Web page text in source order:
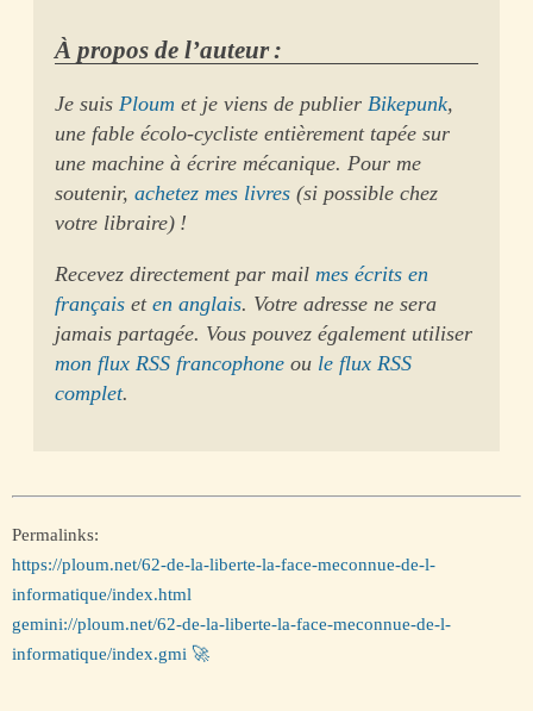
À propos de l’auteur :
Je suisPloum et je viens de publierBikepunk,
une fable écolo-cycliste entièrement tapée sur
une machine à écrire mécanique. Pour me
soutenir,achetez mes livres (si possible chez
votre libraire) !
Recevez directement par mailmes écrits en
français eten anglais. Votre adresse ne sera
jamais partagée. Vous pouvez également utiliser
mon flux RSS francophone ou le flux RSS
complet.
Permalinks:
https://ploum.net/62-de-la-liberte-la-face-meconnue-de-l-
informatique/index.html
gemini://ploum.net/62-de-la-liberte-la-face-meconnue-de-l-
informatique/index.gmi